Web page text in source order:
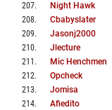
207. Night Hawk
208. Cbabyslater
209. Jasonj2000
210. Jlecture
211 . Mic Henchmen
212. Opcheck
213. Jomisa
214. Afiedito